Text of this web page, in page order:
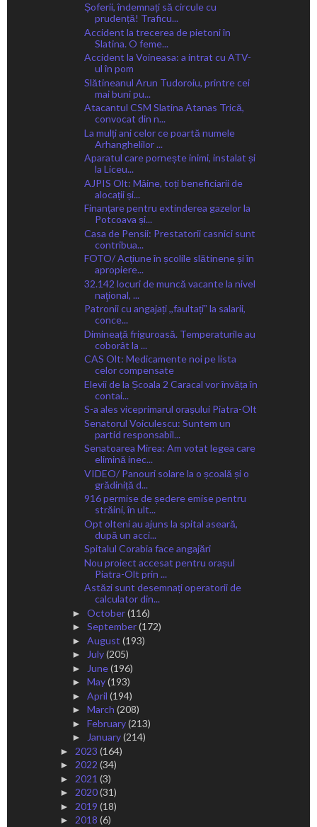
Șoferii, îndemnați să circule cu
prudență! Traficu...
Accident la trecerea de pietoni în
Slatina. O feme...
Accident la Voineasa: a intrat cu ATV-
ul în pom
Slătineanul Arun Tudoroiu, printre cei
mai buni pu...
Atacantul CSM Slatina Atanas Trică,
convocat din n...
La mulți ani celor ce poartă numele
Arhanghelilor ...
Aparatul care pornește inimi, instalat și
la Liceu...
AJPIS Olt: Mâine, toți beneficiarii de
alocații și...
Finanțare pentru extinderea gazelor la
Potcoava și...
Casa de Pensii: Prestatorii casnici sunt
contribua...
FOTO/ Acțiune în școlile slătinene și în
apropiere...
32.142 locuri de muncă vacante la nivel
naţional, ...
Patronii cu angajați ,,faultațiˮ la salarii,
conce...
Dimineață friguroasă. Temperaturile au
coborât la ...
CAS Olt: Medicamente noi pe lista
celor compensate
Elevii de la Școala 2 Caracal vor învăța în
contai...
S-a ales viceprimarul orașului Piatra-Olt
Senatorul Voiculescu: Suntem un
partid responsabil...
Senatoarea Mirea: Am votat legea care
elimină inec...
VIDEO/ Panouri solare la o școală și o
grădiniță d...
916 permise de ședere emise pentru
străini, în ult...
Opt olteni au ajuns la spital aseară,
după un acci...
Spitalul Corabia face angajări
Nou proiect accesat pentru orașul
Piatra-Olt prin ...
Astăzi sunt desemnați operatorii de
calculator din...
► October(116)
► September(172)
► August (193)
► July(205)
► June(196)
► May(193)
► April (194)
► March (208)
► February(213)
► January(214)
► 2023 (164)
► 2022 (34)
► 2021 (3)
► 2020(31)
► 2019 (18)
► 2018 (6)